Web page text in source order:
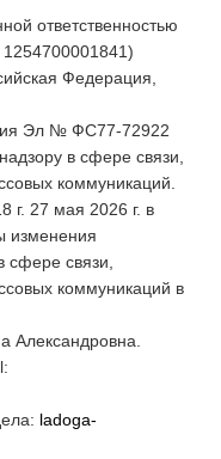
ответственностью
Федерация,
Эл № ФС77-72922
в сфере связи,
коммуникаций.
г. 27 мая 2026 г. в
изменения
сфере связи,
коммуникаций в
Александровна.
ladoga-